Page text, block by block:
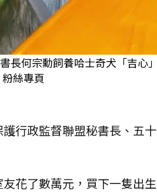
長何宗勳飼養哈士奇犬「吉
絲專頁
行政監督聯盟秘書長、五
花了數萬元，買下一隻出